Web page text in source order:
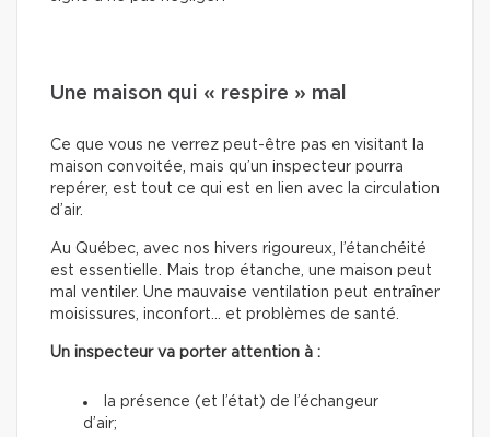
Une maison qui « respire » mal
Ce que vous ne verrez peut-être pas en visitant la
maison convoitée, mais qu’un inspecteur pourra
repérer, est tout ce qui est en lien avec la circulation
d’air.
Au Québec, avec nos hivers rigoureux, l’étanchéité
est essentielle. Mais trop étanche, une maison peut
mal ventiler. Une mauvaise ventilation peut entraîner
moisissures, inconfort… et problèmes de santé.
Un inspecteur va porter attention à :
la présence (et l’état) de l’échangeur
d’air;